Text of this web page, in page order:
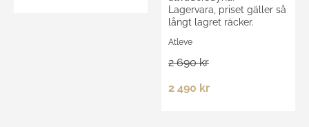
Lagervara, priset gäller så
långt lagret räcker.
Atleve
2 690 kr
2 490 kr